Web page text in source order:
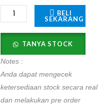
FK920
Blunt
Blade
quantity
BELI
SEKARANG
TANYA STOCK
Notes :
Anda dapat mengecek
ketersediaan stock secara real
dan melakukan pre order